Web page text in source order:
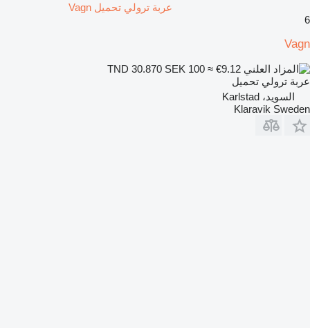
عربة ترولي تحميل Vagn
6
Vagn
SEK 100 ≈ €9.12
عربة ترولي تحميل
السويد، Karlstad
Klaravik Sweden